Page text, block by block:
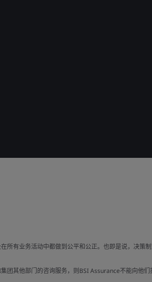
所有业务活动中都做到公平和公正。也即是说，决策
团其他部门的咨询服务，则BSI Assurance不能向他